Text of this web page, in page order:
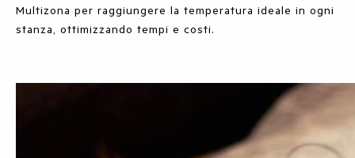
Multizona per raggiungere la temperatura ideale in ogni
stanza, ottimizzando tempi e costi.